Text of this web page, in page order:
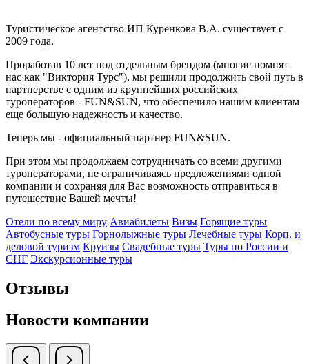
Туристическое агентство ИП Куренкова В.А. существует с
2009 года.
Проработав 10 лет под отдельным брендом (многие помнят
нас как "Виктория Турс"), мы решили продолжить свой путь в
партнерстве с одним из крупнейших российских
туроператоров - FUN&SUN, что обеспечило нашим клиентам
еще большую надежность и качество.
Теперь мы - официальный партнер FUN&SUN.
При этом мы продолжаем сотрудничать со всеми другими
туроператорами, не ограничиваясь предложениями одной
компании и сохраняя для Вас возможность отправиться в
путешествие Вашей мечты!
Отели по всему миру Авиабилеты Визы Горящие туры
Автобусные туры Горнолыжные туры Лечебные туры Корп. и
деловой туризм Круизы Свадебные туры Туры по России и
СНГ Экскурсионные туры
Отзывы
Новости компании